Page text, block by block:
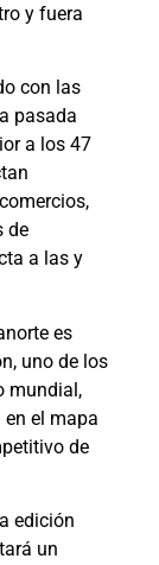
y fuera
con las
pasada
a los 47
de
a las y
es
uno de los
mundial,
el mapa
de
edición
un